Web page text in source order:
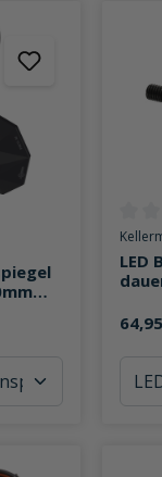
Bewertung von 0 von
LED